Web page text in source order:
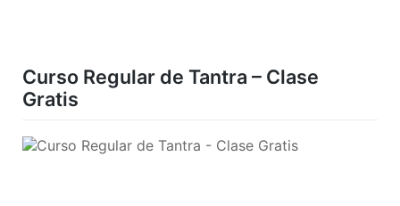
Curso Regular de Tantra – Clase
Gratis